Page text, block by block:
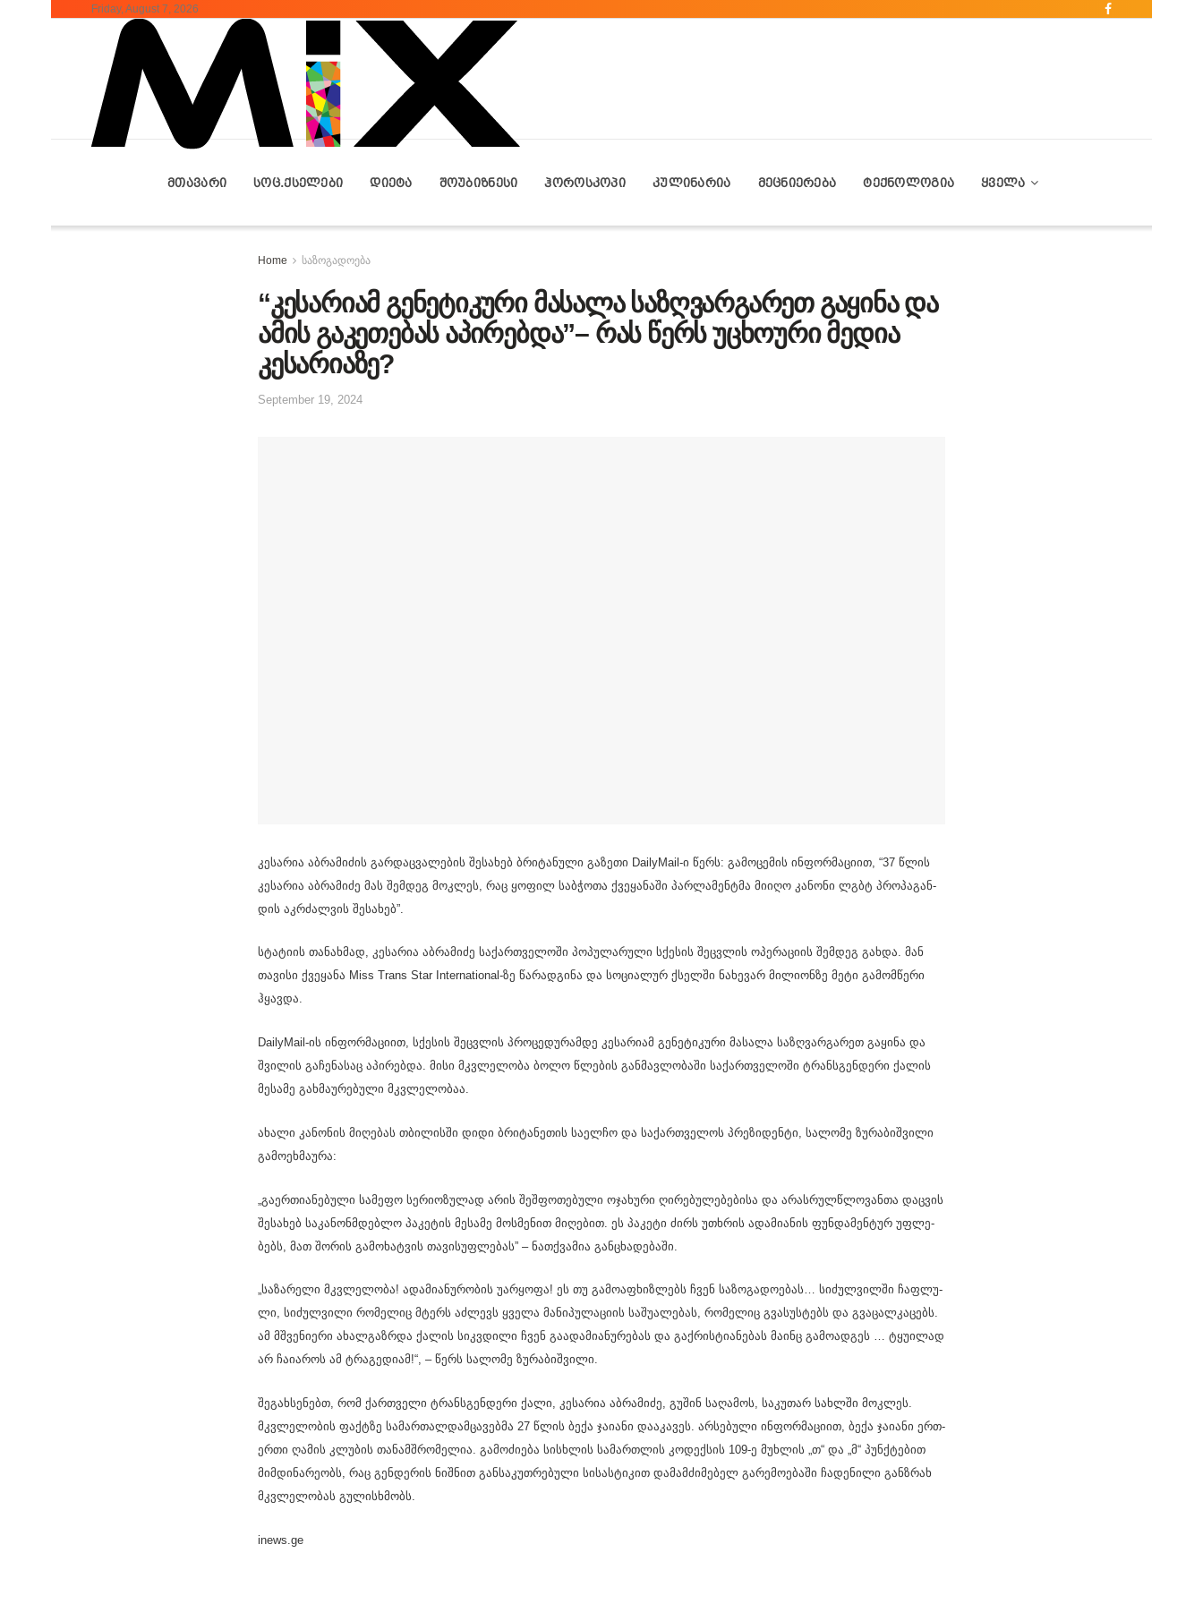
Friday, August 7, 2026
ᲛᲗᲐᲕᲐᲠᲘ ᲡᲝᲪ.ᲥᲡᲔᲚᲔᲑᲘ ᲓᲘᲔᲢᲐ ᲨᲝᲣᲑᲘᲖᲜᲔᲡᲘ ᲰᲝᲠᲝᲡᲙᲝᲞᲘ ᲙᲣᲚᲘᲜᲐᲠᲘᲐ ᲛᲔᲪᲜᲘᲔᲠᲔᲑᲐ ᲢᲔᲥᲜᲝᲚᲝᲒᲘᲐ ᲧᲕᲔᲚᲐ
Home საზოგადოება
“კესარიამ გენეტიკური მასალა საზღვარგარეთ გაყინა და
ამის გაკეთებას აპირებდა”– რას წერს უცხოური მედია
კესარიაზე?
September 19, 2024
კე­სა­რია აბ­რა­მი­ძის გარ­დაც­ვა­ლე­ბის შე­სა­ხებ ბრი­ტა­ნუ­ლი გა­ზე­თი DailyMail-ი წერს: გა­მო­ცე­მის ინ­ფორ­მა­ცი­ით, “37 წლის
კე­სა­რია აბ­რა­მი­ძე მას შემ­დეგ მოკ­ლეს, რაც ყო­ფილ საბ­ჭო­თა ქვე­ყა­ნა­ში პარ­ლა­მენ­ტმა მი­ი­ღო კა­ნო­ნი ლგბტ პრო­პა­გან­
დის აკ­რძალ­ვის შე­სა­ხებ”.
სტა­ტი­ის თა­ნახ­მად, კე­სა­რია აბ­რა­მი­ძე სა­ქარ­თვე­ლო­ში პო­პუ­ლა­რუ­ლი სქე­სის შეც­ვლის ოპე­რა­ცი­ის შემ­დეგ გახ­და. მან
თა­ვი­სი ქვე­ყა­ნა Miss Trans Star International-ზე წა­რად­გი­ნა და სო­ცი­ა­ლურ ქსელ­ში ნა­ხე­ვარ მი­ლი­ონ­ზე მეტი გა­მომ­წე­რი
ჰყავ­და.
DailyMail-ის ინ­ფორ­მა­ცი­ით, სქე­სის შეც­ვლის პრო­ცე­დუ­რამ­დე კე­სა­რი­ამ გე­ნე­ტი­კუ­რი მა­სა­ლა სა­ზღვარ­გა­რეთ გა­ყი­ნა და
შვი­ლის გა­ჩე­ნა­საც აპი­რებ­და. მისი მკვლე­ლო­ბა ბოლო წლე­ბის გან­მავ­ლო­ბა­ში სა­ქარ­თვე­ლო­ში ტრანსგენ­დე­რი ქა­ლის
მე­სა­მე გახ­მა­უ­რე­ბუ­ლი მკვლე­ლო­ბაა.
ახა­ლი კა­ნო­ნის მი­ღე­ბას თბი­ლის­ში დიდი ბრი­ტა­ნე­თის სა­ელ­ჩო და სა­ქარ­თვე­ლოს პრე­ზი­დენ­ტი, სა­ლო­მე ზუ­რა­ბიშ­ვი­ლი
გა­მო­ეხ­მა­უ­რა:
„გა­ერ­თი­ა­ნე­ბუ­ლი სა­მე­ფო სე­რი­ო­ზუ­ლად არის შეშ­ფო­თე­ბუ­ლი ოჯა­ხუ­რი ღი­რე­ბუ­ლე­ბე­ბი­სა და არას­რულ­წლო­ვან­თა დაც­ვის
შე­სა­ხებ სა­კა­ნონ­მდებ­ლო პა­კე­ტის მე­სა­მე მოს­მე­ნით მი­ღე­ბით. ეს პა­კე­ტი ძირს უთხრის ადა­მი­ა­ნის ფუნ­და­მენ­ტურ უფ­ლე­
ბებს, მათ შო­რის გა­მო­ხატ­ვის თა­ვი­სუფ­ლე­ბას” – ნათ­ქვა­მია გან­ცხა­დე­ბა­ში.
„სა­ზა­რე­ლი მკვლე­ლო­ბა! ადა­მი­ა­ნუ­რო­ბის უარ­ყო­ფა! ეს თუ გა­მო­ა­ფხიზ­ლებს ჩვენ სა­ზო­გა­დო­ე­ბას… სი­ძულ­ვილ­ში ჩაფ­ლუ­
ლი, სი­ძულ­ვი­ლი რო­მე­ლიც მტერს აძ­ლევს ყვე­ლა მა­ნი­პუ­ლა­ცი­ის სა­შუ­ა­ლე­ბას, რო­მე­ლიც გვა­სუს­ტებს და გვა­ცალ­კა­ცებს.
ამ მშვე­ნი­ე­რი ახალ­გაზ­რდა ქა­ლის სიკ­ვდი­ლი ჩვენ გა­ა­და­მი­ა­ნუ­რე­ბას და გაქ­რის­ტი­ა­ნე­ბას მა­ინც გა­მო­ად­გეს … ტყუ­ი­ლად
არ ჩა­ი­ა­როს ამ ტრა­გე­დი­ამ!“, – წერს სა­ლო­მე ზუ­რა­ბიშ­ვი­ლი.
შე­გახ­სე­ნებთ, რომ ქარ­თვე­ლი ტრანსგენ­დე­რი ქალი, კე­სა­რია აბ­რა­მი­ძე, გუ­შინ სა­ღა­მოს, სა­კუ­თარ სახ­ლში მოკ­ლეს.
მკვლე­ლო­ბის ფაქ­ტზე სა­მარ­თალ­დამ­ცა­ვებ­მა 27 წლის ბექა ჯა­ი­ა­ნი და­ა­კა­ვეს. არ­სე­ბუ­ლი ინ­ფორ­მა­ცი­ით, ბექა ჯა­ი­ა­ნი ერთ-
ერთი ღა­მის კლუ­ბის თა­ნამ­შრო­მე­ლია. გა­მო­ძი­ე­ბა სის­ხლის სა­მარ­თლის კო­დექ­სის 109-ე მუხ­ლის „თ“ და „მ“ პუნ­ქტე­ბით
მიმ­დი­ნა­რე­ობს, რაც გენ­დე­რის ნიშ­ნით გან­სა­კუთ­რე­ბუ­ლი სი­სას­ტი­კით და­მამ­ძი­მე­ბელ გა­რე­მო­ე­ბა­ში ჩა­დე­ნი­ლი გან­ზრახ
მკვლე­ლო­ბას გუ­ლის­ხმობს.
inews.ge